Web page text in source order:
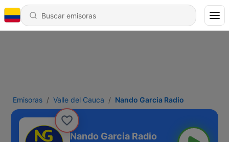
Emisoras Valle del Cauca Nando Garcia Radio
Nando Garcia Radio